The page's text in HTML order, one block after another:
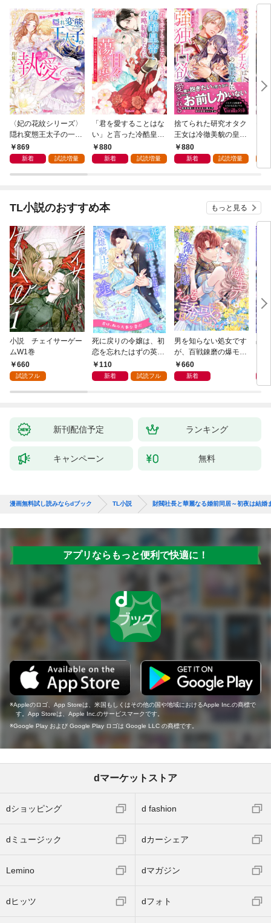
〈妃の花紋シリーズ〉
隠れ変態王太子の一途
な執愛～運命の令嬢は
甘い罠から逃げられま
869
新着 試読増量
「君を愛することはな
い」と言った冷酷皇帝
と政略結婚したのに
甘々に蕩かされてます
880
新着 試読増量
捨てられた研究オタク
王女は冷徹美貌の皇太
子に強独占欲で愛され
る
880
新着 試読増量
TL小説のおすすめ本 もっと見る
小説 チェイサーゲー
ムW1巻
660
試読フル
死に戻りの令嬢は、初
恋を忘れたはずの英雄
騎士から一途に愛され
る【１】
110
新着 試読フル
男を知らない処女です
が、百戦錬磨の爆モテ
護衛騎士様をえっちに
誘惑してみます！
660
新着
占
の
と
新刊配信予定 ランキング
キャンペーン 無料
漫画無料試し読みならdブック TL小説 財閥社長と華麗なる婚前同居～初夜は結婚
アプリならもっと便利で快適に！
Appleのロゴ、App Storeは、米国もしくはその他の国や地域におけるApple Inc.の商標で
す。App Storeは、Apple Inc.のサービスマークです。
Google Play および Google Play ロゴは Google LLC の商標です。
dマーケットストア
dショッピング d fashion
dミュージック dカーシェア
Lemino dマガジン
dヒッツ dフォト